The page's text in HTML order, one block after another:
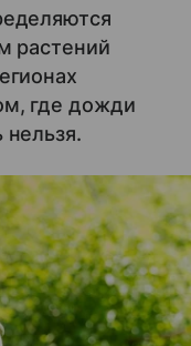
растений
где дожди